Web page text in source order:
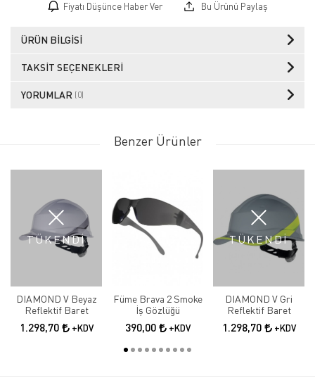
Fiyatı Düşünce Haber Ver Bu Ürünü Paylaş
ÜRÜN BILGISI
TAKSIT SEÇENEKLERI
YORUMLAR (0)
Benzer Ürünler
TÜKENDİ
DIAMOND V Beyaz
Reflektif Baret
1.298,70 +KDV
Füme Brava 2 Smoke
İş Gözlüğü
390,00 +KDV
TÜKENDİ
DIAMOND V Gri
Reflektif Baret
1.298,70 +KDV